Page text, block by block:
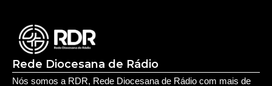
Fale com a RDR
Redes Sociais